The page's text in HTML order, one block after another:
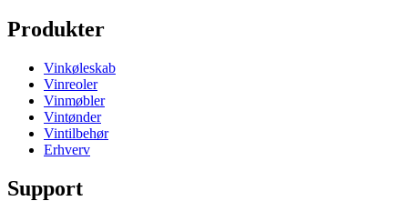
Produkter
Vinkøleskab
Vinreoler
Vinmøbler
Vintønder
Vintilbehør
Erhverv
Support